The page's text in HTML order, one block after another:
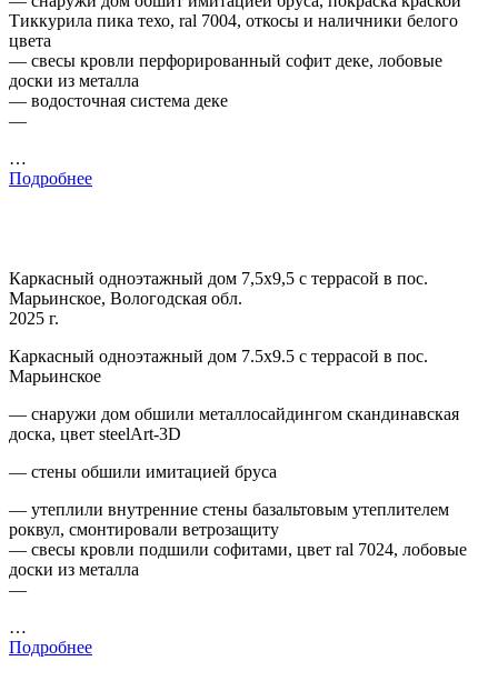
Тиккурила пика техо, ral 7004, откосы и наличники белого
цвета
— свесы кровли перфорированный софит деке, лобовые
доски из металла
— водосточная система деке
—
…
Подробнее
Каркасный одноэтажный дом 7,5х9,5 с террасой в пос.
Марьинское, Вологодская обл.
2025 г.
Каркасный одноэтажный дом 7.5х9.5 с террасой в пос.
Марьинское
— снаружи дом обшили металлосайдингом скандинавская
доска, цвет steelArt-3D
— стены обшили имитацией бруса
— утеплили внутренние стены базальтовым утеплителем
роквул, смонтировали ветрозащиту
— свесы кровли подшили софитами, цвет ral 7024, лобовые
доски из металла
—
…
Подробнее